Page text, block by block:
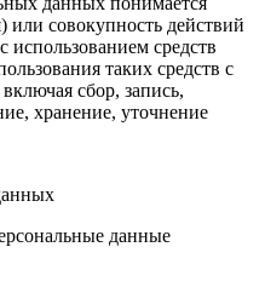
или совокупность действий
средств
таких средств с
сбор, запись,
хранение, уточнение
данные